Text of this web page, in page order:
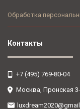
Контакты
+7 (495) 769-80-04
Москва, Пронская
Обработка